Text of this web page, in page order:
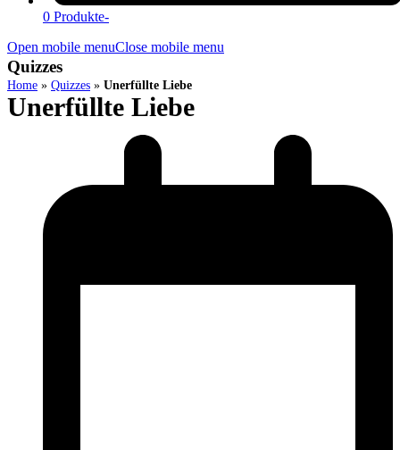
0 Produkte-
Open mobile menuClose mobile menu
Quizzes
Home » Quizzes » Unerfüllte Liebe
Unerfüllte Liebe